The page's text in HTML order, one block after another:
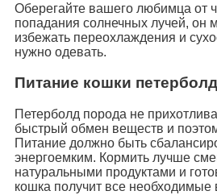
Оберегайте вашего любимца от
попадания солнечных лучей, он
избежать переохлаждения и
нужно одевать.
Питание кошки петерболд
Петерболд порода не
быстрый обмен веществ и
Питание должно быть
энергоемким. Кормить лучше
натуральными продуктами и
кошка получит все необходимые